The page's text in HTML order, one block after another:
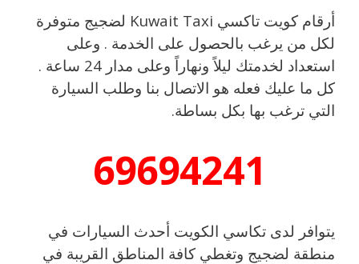
أرقام كويت تاكسي Kuwait Taxi لضجيج متوفرة
لكل من يرغب بالحصول على الخدمة . وعلى
استعداد لخدمتك ليلاً ونهاراً وعلى مدار 24 ساعة .
كل ما عليك فعله هو الاتصال بنا وطلب السيارة
التي ترغب بها بكل بساطة.
69694241
يتوافر لدى تكاسي الكويت أحدث السيارات في
منطقة لضجيج وتغطي كافة المناطق القريبة في